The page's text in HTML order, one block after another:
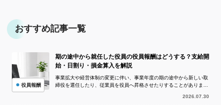
おすすめ記事一覧
期の途中から就任した役員の役員報酬はどうする？支給開
始・日割り・損金算入を解説
事業拡大や経営体制の変更に伴い、事業年度の期の途中から新しい取
締役を選任したり、従業員を役員へ昇格させたりすることがありま
2026.07.30
役員報酬